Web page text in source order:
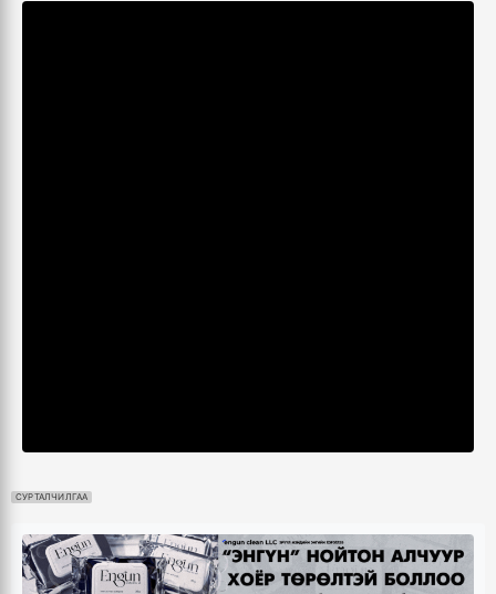
СУРТАЛЧИЛГАА